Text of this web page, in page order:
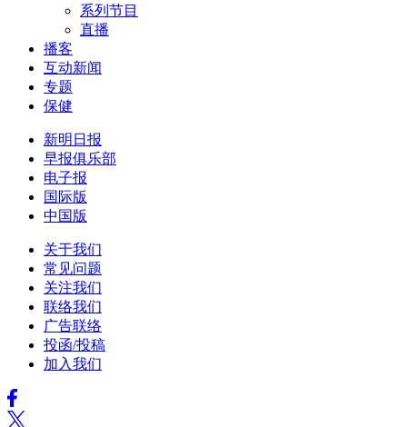
系列节目
直播
播客
互动新闻
专题
保健
新明日报
早报俱乐部
电子报
国际版
中国版
关于我们
常见问题
关注我们
联络我们
广告联络
投函/投稿
加入我们